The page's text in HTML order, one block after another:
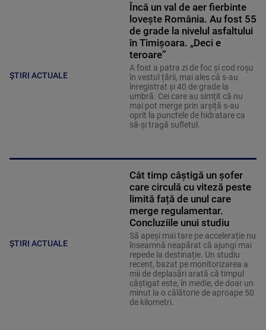
ȘTIRI ACTUALE
Încă un val de aer fierbinte
lovește România. Au fost 55
de grade la nivelul asfaltului
în Timișoara. „Deci e
teroare”
A fost a patra zi de foc și cod roșu
în vestul țării, mai ales că s-au
înregistrat și 40 de grade la
umbră. Cei care au simțit că nu
mai pot merge prin arșiță s-au
oprit la punctele de hidratare ca
să-și tragă sufletul.
ȘTIRI ACTUALE
Cât timp câștigă un șofer
care circulă cu viteză peste
limită față de unul care
merge regulamentar.
Concluziile unui studiu
Să apeși mai tare pe accelerație nu
înseamnă neapărat că ajungi mai
repede la destinație. Un studiu
recent, bazat pe monitorizarea a
mii de deplasări arată că timpul
câștigat este, în medie, de doar un
minut la o călătorie de aproape 50
de kilometri.